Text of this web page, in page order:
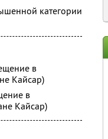
категории
в
Кайсар)
в
Кайсар)